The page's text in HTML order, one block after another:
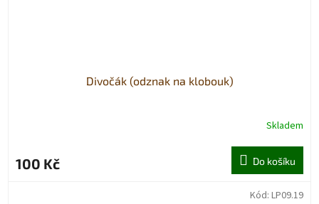
Divočák (odznak na klobouk)
Skladem
100 Kč Do košíku
Kód: LP09.19